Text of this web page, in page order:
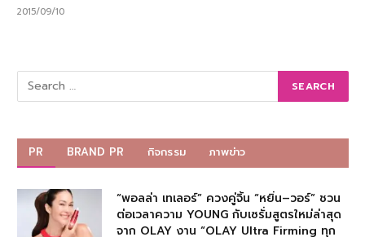
2015/09/10
PR BRAND PR กิจกรรม ภาพข่าว
“พอลล่า เทเลอร์” ควงคู่จิ้น “หยิ่น–วอร์” ชวน
ต่อเวลาความ YOUNG กับเซรั่มสูตรใหม่ล่าสุด
จาก OLAY งาน “OLAY Ultra Firming ทุก